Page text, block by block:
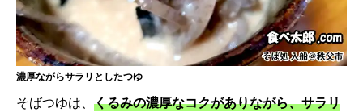
濃厚ながらサラリとしたつゆ
そばつゆは、 くるみの濃厚なコクがありながら、サラリ